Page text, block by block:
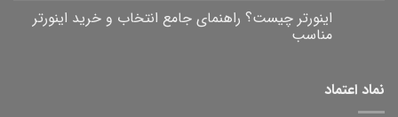
صوتی،
تصویری
و
خرید
۱۴۰۵
برای
روکش
حرارتی
انواع،
کاربردها
ثبت
نشده
اینورتر چیست؟ راهنمای جامع انتخاب و خرید اینورتر
مناسب
اینورتر
چیست؟
نشده
نماد اعتماد